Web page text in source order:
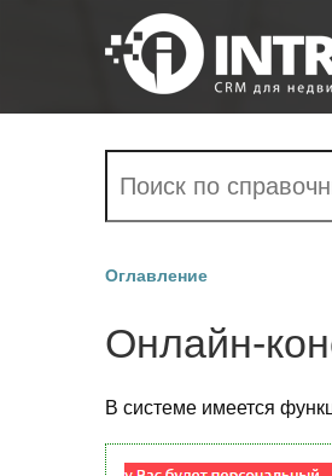
Оглавление
Онлайн-
В системе имеется